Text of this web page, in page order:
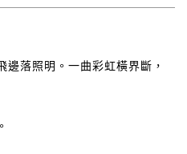
落照明。一曲彩虹橫界斷，